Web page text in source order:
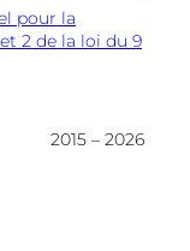
pour la
2 de la loi du 9
2015 – 2026